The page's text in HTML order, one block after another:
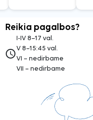
Reikia pagalbos?
access_time
I-IV 8–17 val.
V 8–15:45 val.
VI – nedirbame
VII – nedirbame